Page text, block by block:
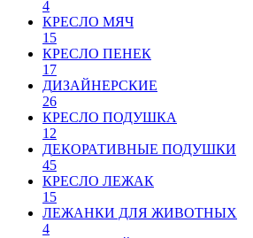
4
КРЕСЛО МЯЧ
15
КРЕСЛО ПЕНЕК
17
ДИЗАЙНЕРСКИЕ
26
КРЕСЛО ПОДУШКА
12
ДЕКОРАТИВНЫЕ ПОДУШКИ
45
КРЕСЛО ЛЕЖАК
15
ЛЕЖАНКИ ДЛЯ ЖИВОТНЫХ
4